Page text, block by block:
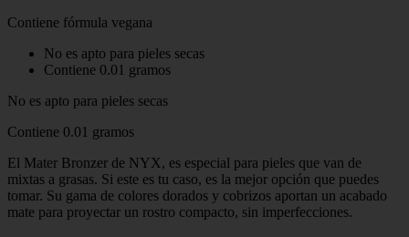
Contiene fórmula vegana
No es apto para pieles secas
Contiene 0.01 gramos
No es apto para pieles secas
Contiene 0.01 gramos
El Mater Bronzer de NYX, es especial para pieles que van de
mixtas a grasas. Si este es tu caso, es la mejor opción que puedes
tomar. Su gama de colores dorados y cobrizos aportan un acabado
mate para proyectar un rostro compacto, sin imperfecciones.